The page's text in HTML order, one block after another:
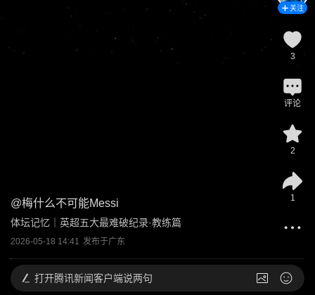
@梅什么不可能Messi
体坛记忆｜英超五大最难破纪录·教练篇
2026-05-18 14:41 发布于广东
关注
3
评论
2
1
打开腾讯新闻客户端说两句